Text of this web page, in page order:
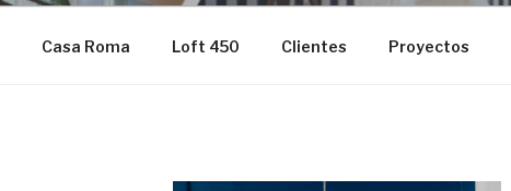
Casa Roma Loft 450 Clientes Proyectos